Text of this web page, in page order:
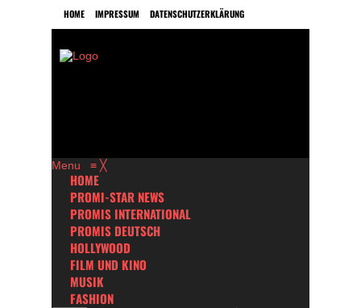
HOME IMPRESSUM DATENSCHUTZERKLÄRUNG
Menu ≡ ╳
HOME
PROMI-STAR NEWS
PROMIS INTERNATIONAL
PROMIS DEUTSCH
HOLLYWOOD
FILM UND KINO
MUSIK
FASHION